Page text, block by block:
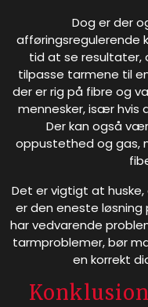
Dog er der
afføringsregulerende
tid at se resultater,
tilpasse tarmene til
der er rig på fibre og
mennesker, især hvis
Der kan også
oppustethed og gas,
Det er vigtigt at
er den eneste løsning
har vedvarende
tarmproblemer, bør
en korrekt